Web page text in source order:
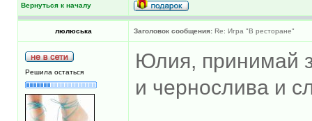
Вернуться к началу
люлюська Заголовок сообщения: Re: Игра "В ресторане"
Решила остаться
Юлия, принимай
и чернослива и